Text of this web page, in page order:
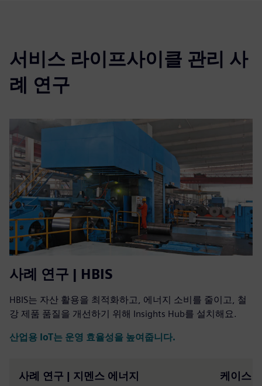
서비스 라이프사이클 관리 사
례 연구
사례 연구 | HBIS
HBIS는 자산 활용을 최적화하고, 에너지 소비를 줄이고, 철
강 제품 품질을 개선하기 위해 Insights Hub를 설치해요.
산업용 IoT는 운영 효율성을 높여줍니다.
사례 연구 | 지멘스 에너지 케이스